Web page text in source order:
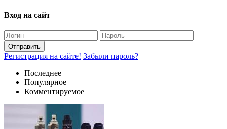
Вход на сайт
Отправить
Регистрация на сайте! Забыли пароль?
Последнее
Популярное
Комментируемое